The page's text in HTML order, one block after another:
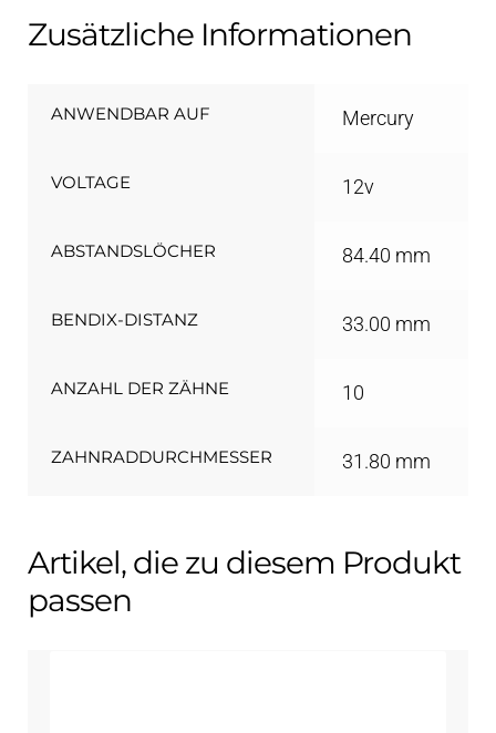
Zusätzliche Informationen
ANWENDBAR AUF Mercury
VOLTAGE 12v
ABSTANDSLÖCHER 84.40 mm
BENDIX-DISTANZ 33.00 mm
ANZAHL DER ZÄHNE 10
ZAHNRADDURCHMESSER 31.80 mm
Artikel, die zu diesem Produkt
passen